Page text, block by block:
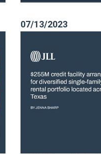
07/13/2023